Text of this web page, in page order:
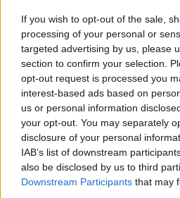
If you wish to opt-out of the sale,
processing of your personal or
targeted advertising by us, please
section to confirm your selection.
opt-out request is processed you
interest-based ads based on
us or personal information
your opt-out. You may separately
disclosure of your personal
IAB’s list of downstream
also be disclosed by us to third
Downstream Participants that may
Η μητέρα του, Ρούξι, η οποία
καρδιάς σε ηλικία 46 ετών, ήταν
Παναθηναϊκούστο βόλεϊ και
της Εθνικής Ελλάδας. Ο Φίλιππος
του αγώνα πλάι στον πάγκο των
φινάλε βρέθηκε στα
Κώστα Σλούκακαι έλαβεδώρο
φανέλα τουΜατίας Λεσόρ.